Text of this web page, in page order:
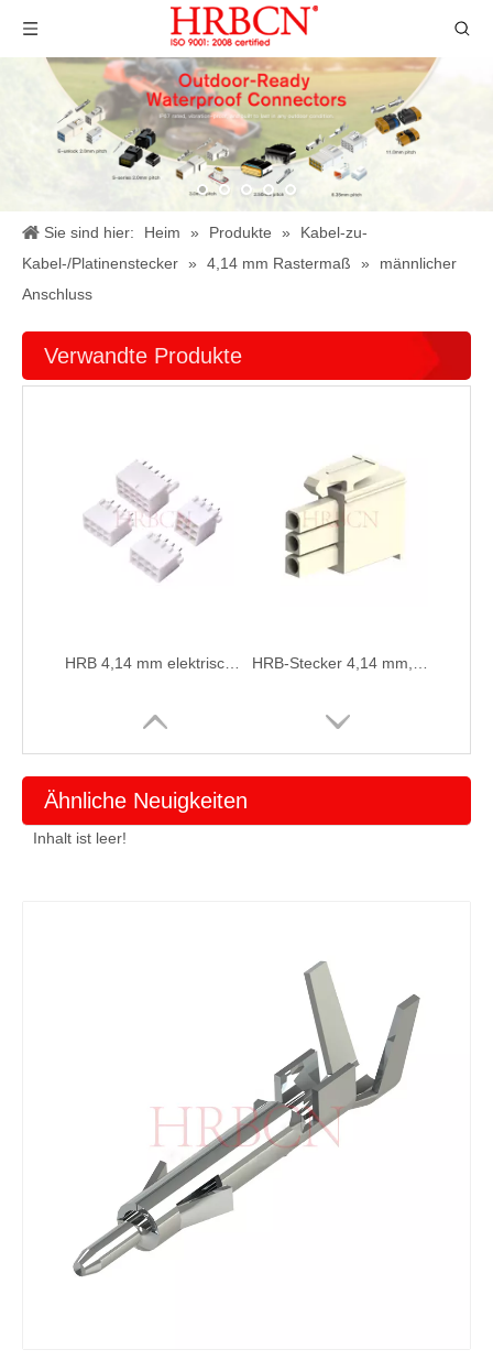
Sie sind hier: Heim » Produkte »
Kabel-zu-
Kabel-/Platinenstecker » 4,14 mm Rastermaß »
männlicher
Anschluss
Verwandte Produkte
Ähnliche Neuigkeiten
Inhalt ist leer!